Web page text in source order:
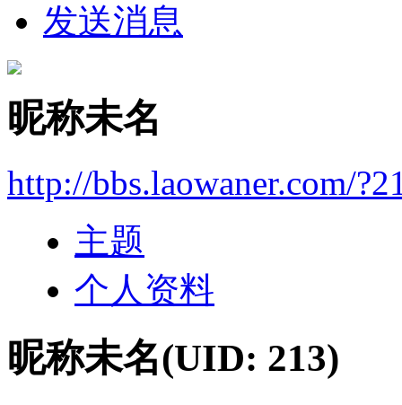
发送消息
昵称未名
http://bbs.laowaner.com/
主题
个人资料
昵称未名(UID: 213)